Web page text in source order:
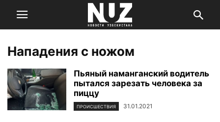
Нападения с ножом
Пьяный наманганский водитель
пытался зарезать человека за
пиццу
ПРОИСШЕСТВИЯ 31.01.2021